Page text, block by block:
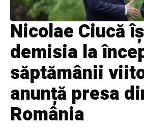
Nicolae Ciucă
demisia la
săptămânii
anunță presa
România